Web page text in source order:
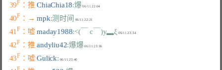
39F ：推 ChiaChia18:爆
40F ：→ mpk:测时间
41F ：嘘 maday1988:<(￣ c￣)y▂ξ 06/11 23:34
42F ：推 andyliu42:爆爆
43F ：嘘 Gulick: